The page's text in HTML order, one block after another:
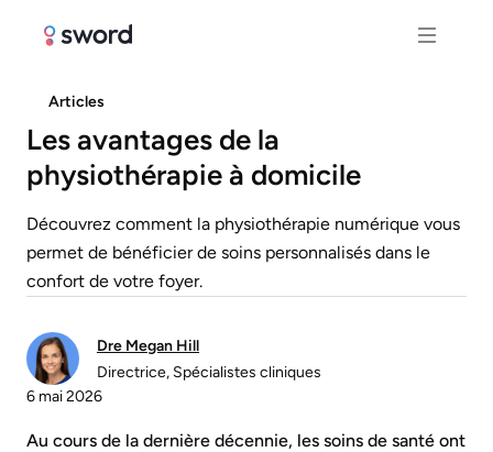
Articles
Les avantages de la
physiothérapie à domicile
Découvrez comment la physiothérapie numérique vous
permet de bénéficier de soins personnalisés dans le
confort de votre foyer.
Dre Megan Hill
Directrice, Spécialistes cliniques
6 mai 2026
Au cours de la dernière décennie, les soins de santé ont